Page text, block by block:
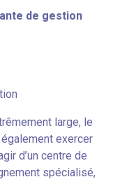
de gestion
large, le
exercer
d’un centre de
spécialisé,